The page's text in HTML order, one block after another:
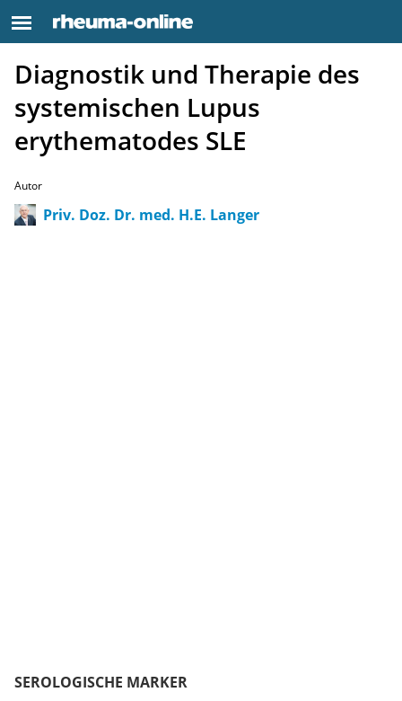
Diagnostik und Therapie des
systemischen Lupus
erythematodes SLE
Autor
Priv. Doz. Dr. med. H.E. Langer
SEROLOGISCHE MARKER